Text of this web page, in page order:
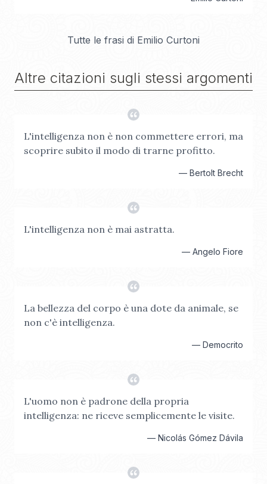
Tutte le frasi di Emilio Curtoni
Altre citazioni sugli stessi argomenti
L'intelligenza non è non commettere errori, ma
scoprire subito il modo di trarne profitto.
— Bertolt Brecht
L'intelligenza non è mai astratta.
— Angelo Fiore
La bellezza del corpo è una dote da animale, se
non c'è intelligenza.
— Democrito
L'uomo non è padrone della propria
intelligenza: ne riceve semplicemente le visite.
— Nicolás Gómez Dávila